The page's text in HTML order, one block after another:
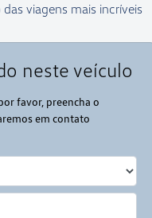
viagens mais incríveis
neste veículo
favor, preencha o
em contato